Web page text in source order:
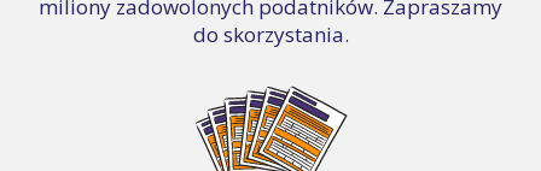
miliony zadowolonych podatników. Zapraszamy
do skorzystania.